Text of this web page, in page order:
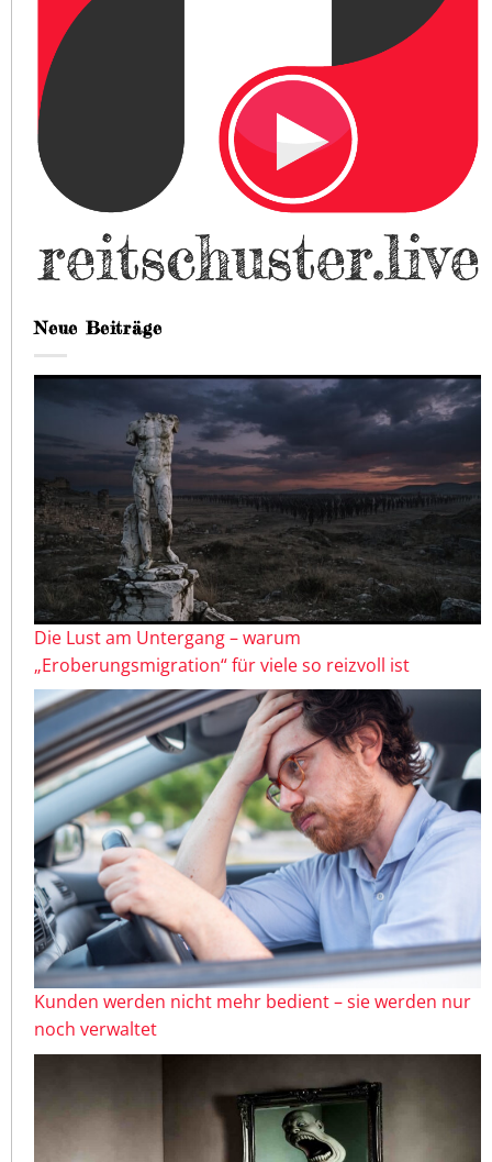
Neue Beiträge
Die Lust am Untergang – warum
„Eroberungsmigration“ für viele so reizvoll ist
Kunden werden nicht mehr bedient – sie werden nur
noch verwaltet